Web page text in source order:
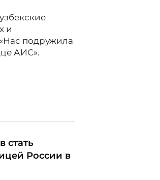
и
подружила
АИС».
стать
России в